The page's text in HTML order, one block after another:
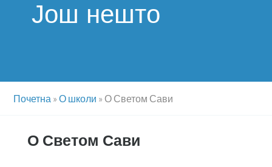
Још нешто
Почетна »О школи »О Светом Сави
О Светом Сави